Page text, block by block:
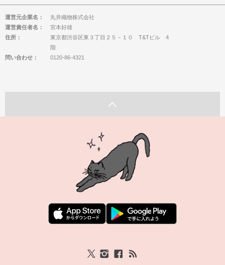
運営元企業名：
丸井織物株式会社
運営責任者名：
宮本好雄
住所：
東京都渋谷区東３丁目２５－１０ T&Tビル 4
階
問い合わせ：
0120-86-4321